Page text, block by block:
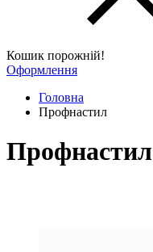
Кошик порожній!
Оформлення
Головна
Профнастил
Профнастил